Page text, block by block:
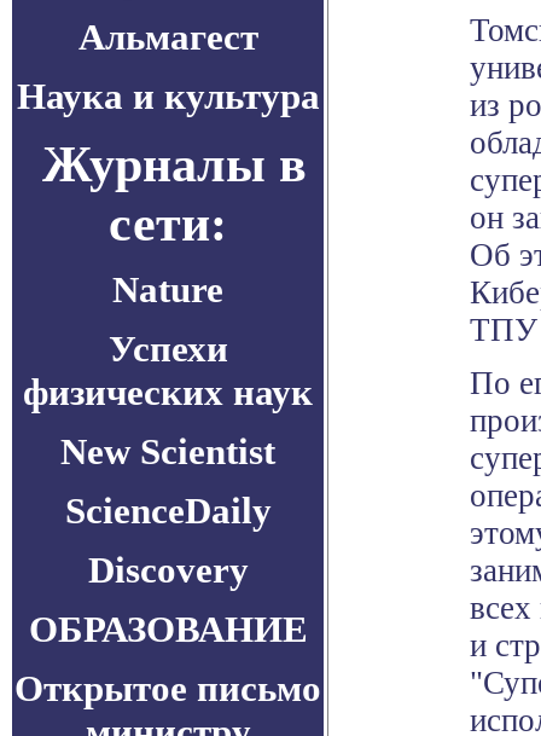
Альмагест
Наука и культура
Журналы в
сети:
Nature
Успехи
физических наук
New Scientist
ScienceDaily
Discovery
ОБРАЗОВАНИЕ
Открытое письмо
из
он
Об
ТПУ
По
и